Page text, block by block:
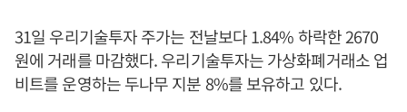
31일 우리기술투자 주가는 전날보다 1.84% 하락한 2670
원에 거래를 마감했다. 우리기술투자는 가상화폐거래소 업
비트를 운영하는 두나무 지분 8%를 보유하고 있다.